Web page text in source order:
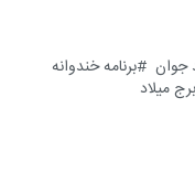
جوان
برنامه خندوانه
برج میلاد